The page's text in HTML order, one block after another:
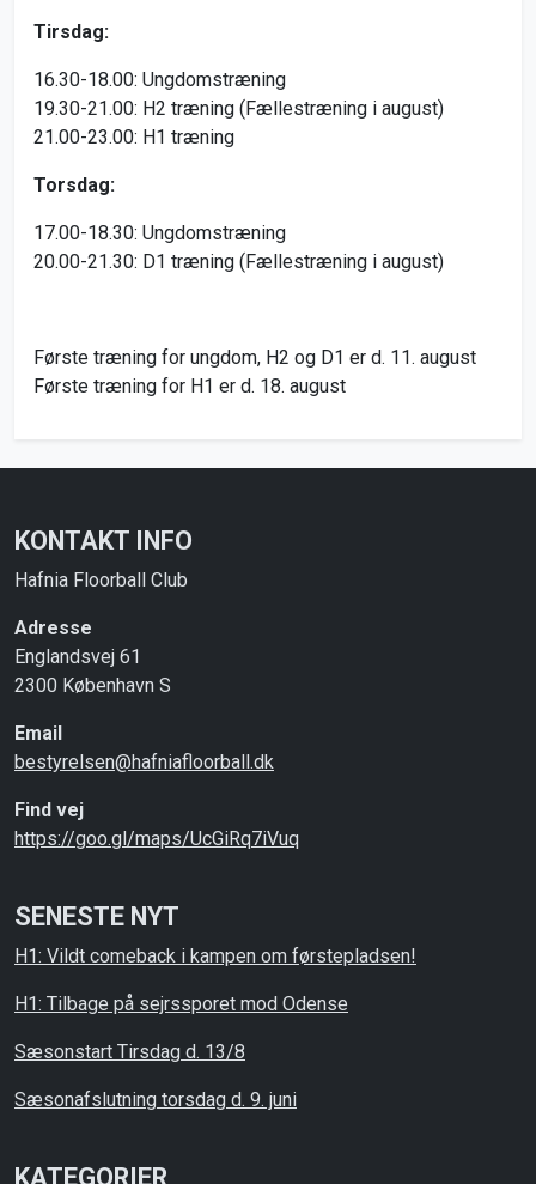
Tirsdag:
16.30-18.00: Ungdomstræning
19.30-21.00: H2 træning (Fællestræning i august)
21.00-23.00: H1 træning
Torsdag:
17.00-18.30: Ungdomstræning
20.00-21.30: D1 træning (Fællestræning i august)
Første træning for ungdom, H2 og D1 er d. 11. august
Første træning for H1 er d. 18. august
KONTAKT INFO
Hafnia Floorball Club
Adresse
Englandsvej 61
2300 København S
Email
bestyrelsen@hafniafloorball.dk
Find vej
https://goo.gl/maps/UcGiRq7iVuq
SENESTE NYT
H1: Vildt comeback i kampen om førstepladsen!
H1: Tilbage på sejrssporet mod Odense
Sæsonstart Tirsdag d. 13/8
Sæsonafslutning torsdag d. 9. juni
KATEGORIER